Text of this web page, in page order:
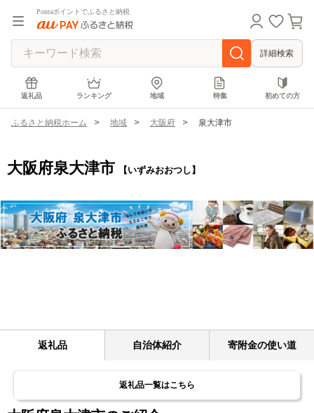
Pontaポイントでふるさと納税
詳細検索
返礼品 ランキング 地域 特集 初めての方
ふるさと納税ホーム 地域 大阪府 泉大津市
大阪府泉大津市 【いずみおおつし】
返礼品 自治体紹介 寄附金の使い道
返礼品一覧はこちら